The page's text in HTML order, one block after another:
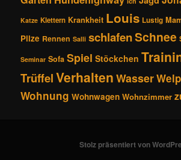
Katze Klettern Krankheit Louis Lustig
Pilze Rennen Salli schlafenSchnee
Seminar Sofa Spiel Stöckchen
TrüffelVerhalten Wasser
Wohnung Wohnwagen Wohnzimmer
Stolz präsentiert von